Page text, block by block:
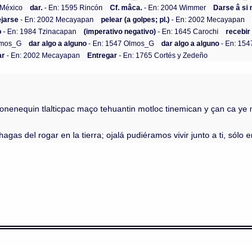
dar. - En: 1595 Rincón Cf. mâca. - En: 2004 Wimmer Darse â si
- En: 2002 Mecayapan pelear (a golpes; pl.) - En: 2002 Mecayapan
- En: 1984 Tzinacapan (imperativo negativo) - En: 1645 Carochi recebir
dar algo a alguno - En: 1547 Olmos_G dar algo a alguno - En:
- En: 2002 Mecayapan Entregar - En: 1765 Cortés y Zedeño
tlalticpac maço tehuantin motloc tinemican y çan ca ye
del rogar en la tierra; ojalá pudiéramos vivir junto a ti, sólo